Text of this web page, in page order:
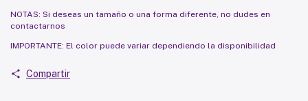
NOTAS: Si deseas un tamaño o una forma diferente, no dudes en
contactarnos
IMPORTANTE: El color puede variar dependiendo la disponibilidad
Compartir